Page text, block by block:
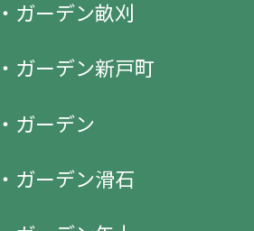
ガーデン畝刈
ガーデン新戸町
ガーデン
ガーデン滑石